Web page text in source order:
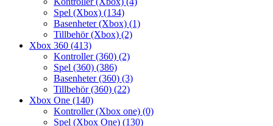
Spel (Xbox) (134)
Basenheter (Xbox) (1)
Tillbehör (Xbox) (2)
Xbox 360 (413)
Kontroller (360) (2)
Spel (360) (386)
Basenheter (360) (3)
Tillbehör (360) (22)
Xbox One (140)
Kontroller (Xbox one) (0)
Spel (Xbox One) (130)